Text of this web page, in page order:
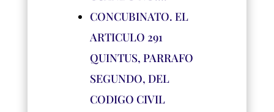
CONCUBINATO. EL
ARTICULO 291
QUINTUS, PARRAFO
SEGUNDO, DEL
CODIGO CIVIL